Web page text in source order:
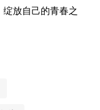
放自己的青春之